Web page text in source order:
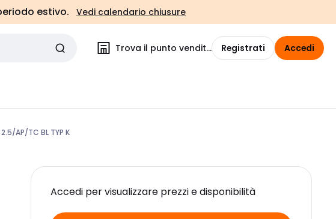
estivo. Vedi calendario chiusure
Trova il punto vendita Registrati Accedi
AP/TC BL TYP K
Accedi per visualizzare prezzi e disponibilità